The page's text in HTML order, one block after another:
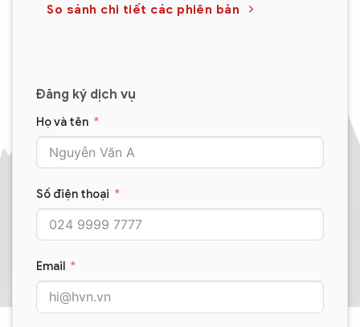
So sánh chi tiết các phiên bản
Đăng ký dịch vụ
Họ và tên
Số điện thoại
Email